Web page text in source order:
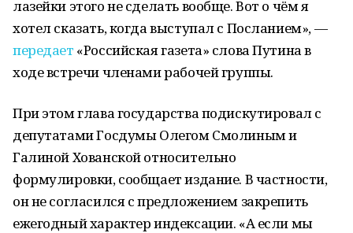
лазейки этого не сделать вообще. Вот о чём я
хотел сказать, когда выступал с Посланием», —
передает «Российская газета» слова Путина в
ходе встречи членами рабочей группы.
При этом глава государства подискутировал с
депутатами Госдумы Олегом Смолиным и
Галиной Хованской относительно
формулировки, сообщает издание. В частности,
он не согласился с предложением закрепить
ежегодный характер индексации. «А если мы